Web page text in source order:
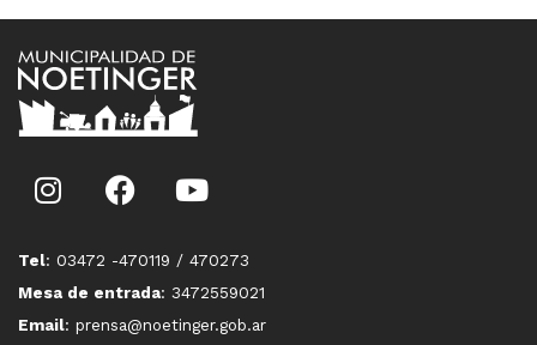
Tel: 03472 -470119 / 470273
Mesa de entrada: 3472559021
Email: prensa@noetinger.gob.ar